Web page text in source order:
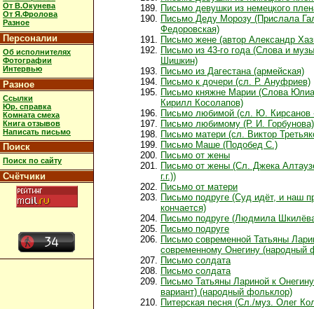
От В.Окунева
От Я.Фролова
Разное
Персоналии
Об исполнителях
Фотографии
Интервью
Разное
Ссылки
Юр. справка
Комната смеха
Книга отзывов
Написать письмо
Поиск
Поиск по сайту
Счётчики
Письмо девушки из немецкого
Письмо Деду Морозу (Прислала
Федоровская)
Письмо жене (автор Александр
Письмо из 43-го года (Слова и
Шишкин)
Письмо из Дагестана (армейская)
Письмо к дочери (сл. Р. Ануфриев)
Письмо княжне Марии (Слова
Кирилл Косолапов)
Письмо любимой (сл. Ю. Кирсанов
Письмо любимому (Р. И. Горбунова)
Письмо матери (сл. Виктор
Письмо Маше (Подобед С.)
Письмо от жены
Письмо от жены (Сл. Джека
г.г.))
Письмо от матери
Письмо подруге (Суд идёт, и наш
кончается)
Письмо подруге (Людмила
Письмо подруге
Письмо современной Татьяны
современному Онегину (народный
Письмо солдата
Письмо солдата
Письмо Татьяны Лариной к
вариант) (народный фольклор)
Питерская песня (Сл./муз. Олег